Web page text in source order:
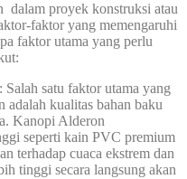
dalam proyek konstruksi atau
faktor yang memengaruhi
faktor utama yang perlu
: Salah satu faktor utama yang
kualitas bahan baku
Kanopi Alderon
seperti kain PVC premium
terhadap cuaca ekstrem dan
tinggi secara langsung akan